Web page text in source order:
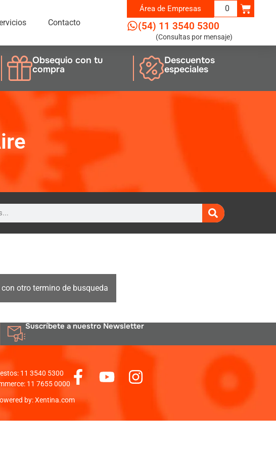
Contacto
Área de Empresas 0
(54) 11 3540 5300
(Consultas por mensaje)
Obsequio con tu
compra
Descuentos
especiales
otro termino de busqueda
Suscríbete a nuestro Newsletter
11 3540 5300
11 7655 0000
by:Xentina.com